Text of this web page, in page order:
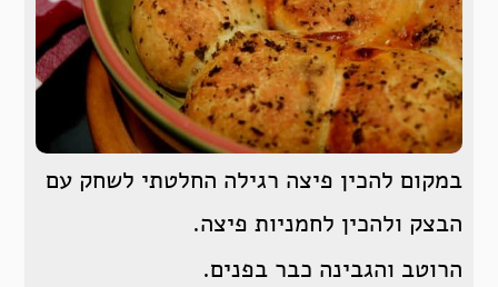
במקום להכין פיצה רגילה החלטתי לשחק עם
הבצק ולהכין לחמניות פיצה.
הרוטב והגבינה כבר בפנים.